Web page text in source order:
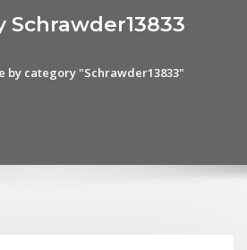
Schrawder13833
by category "Schrawder13833"